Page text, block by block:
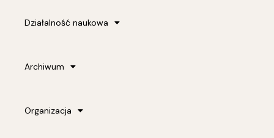
Działalność naukowa
Archiwum
Organizacja